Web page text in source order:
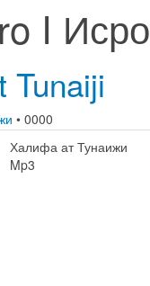
I Исро
Tunaiji
• 0000
Халифа ат Тунаижи
Mp3